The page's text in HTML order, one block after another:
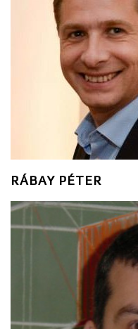
RÁBAY PÉTER